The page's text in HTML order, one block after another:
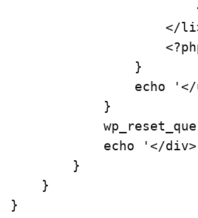
</li
echo
echo
'</
}